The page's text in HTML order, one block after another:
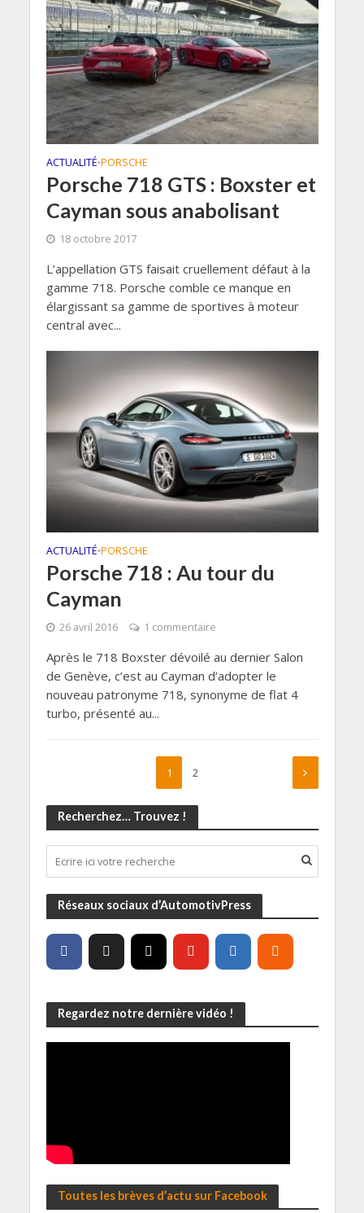
ACTUALITÉ•PORSCHE
Porsche 718 GTS : Boxster et
Cayman sous anabolisant
18 octobre 2017
L’appellation GTS faisait cruellement défaut à la
gamme 718. Porsche comble ce manque en
élargissant sa gamme de sportives à moteur
central avec...
ACTUALITÉ•PORSCHE
Porsche 718 : Au tour du
Cayman
26 avril 2016 1 commentaire
Après le 718 Boxster dévoilé au dernier Salon
de Genève, c’est au Cayman d’adopter le
nouveau patronyme 718, synonyme de flat 4
turbo, présenté au...
1 2
Recherchez… Trouvez !
Réseaux sociaux d’AutomotivPress
Regardez notre dernière vidéo !
Toutes les brèves d’actu sur Facebook